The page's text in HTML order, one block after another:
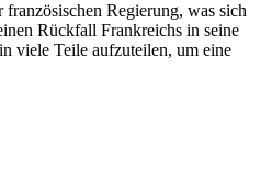
Regierung, was sich
Rückfall Frankreichs in seine
viele Teile aufzuteilen, um eine